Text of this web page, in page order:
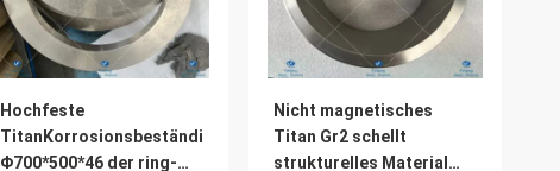
Hochfeste
TitanKorrosionsbeständigkeit
Φ700*500*46 der ring-
Nicht magnetisches
Titan Gr2 schellt
strukturelles Material